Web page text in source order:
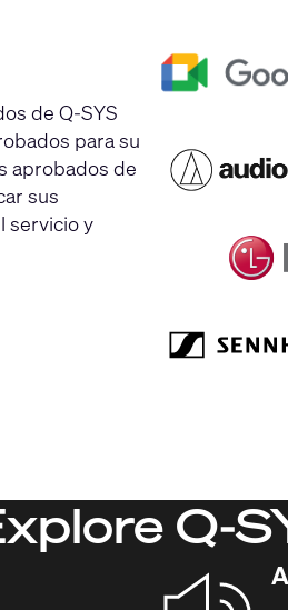
de Q-SYS
para su
aprobados de
sus
servicio y
Q-